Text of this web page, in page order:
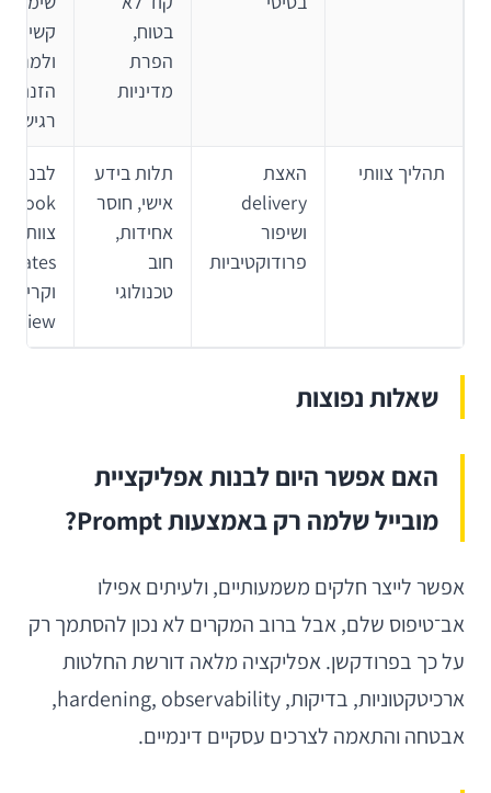
בטוח,
הפרת
מדיניות
קשיחה
ולמנוע
הזנת
רגיש
תהליך צוותי
האצת
delivery
ושיפור
פרודוקטיביות
תלות בידע
אישי, חוסר
אחידות,
חוב
טכנולוגי
לבנות
צוותי,
review
שאלות נפוצות
האם אפשר היום לבנות אפליקציית
מובייל שלמה רק באמצעות Prompt?
אפשר לייצר חלקים משמעותיים, ולעיתים אפילו
אב־טיפוס שלם, אבל ברוב המקרים לא נכון להסתמך רק
על כך בפרודקשן. אפליקציה מלאה דורשת החלטות
ארכיטקטוניות, בדיקות, hardening, observability,
אבטחה והתאמה לצרכים עסקיים דינמיים.